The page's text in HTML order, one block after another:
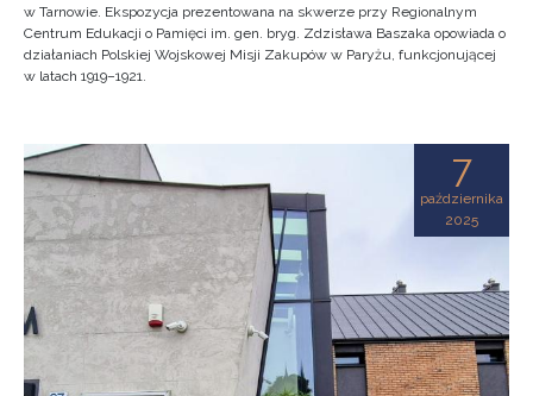
w Tarnowie. Ekspozycja prezentowana na skwerze przy Regionalnym
Centrum Edukacji o Pamięci im. gen. bryg. Zdzisława Baszaka opowiada o
działaniach Polskiej Wojskowej Misji Zakupów w Paryżu, funkcjonującej
w latach 1919–1921.
7
października
2025